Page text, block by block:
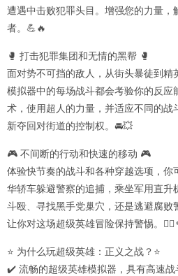
遭遇中击败犯罪头目。增强您的力量，
者。💪🔥
🥊 打击犯罪集团和无情的黑帮 🥊
面对势不可挡的敌人，从街头暴徒到
模拟器中的每场战斗都会考验你的反应
术，使用超人的力量，并适应不同的
新夺回对街道的控制权。🚘💥
🎮 不间断的行动和快速的移动 🎮
体验快节奏的战斗和各种穿越选项，
华轿车躲避警察的追捕，乘坐军用直
斗殴、寻找黑手党巢穴，还是逃避腐败
让你对这场超级英雄冒险保持警惕。
⭐ 为什么玩超级英雄：正义之战？⭐
✔️ 流畅的超级英雄模拟器，具有高速战